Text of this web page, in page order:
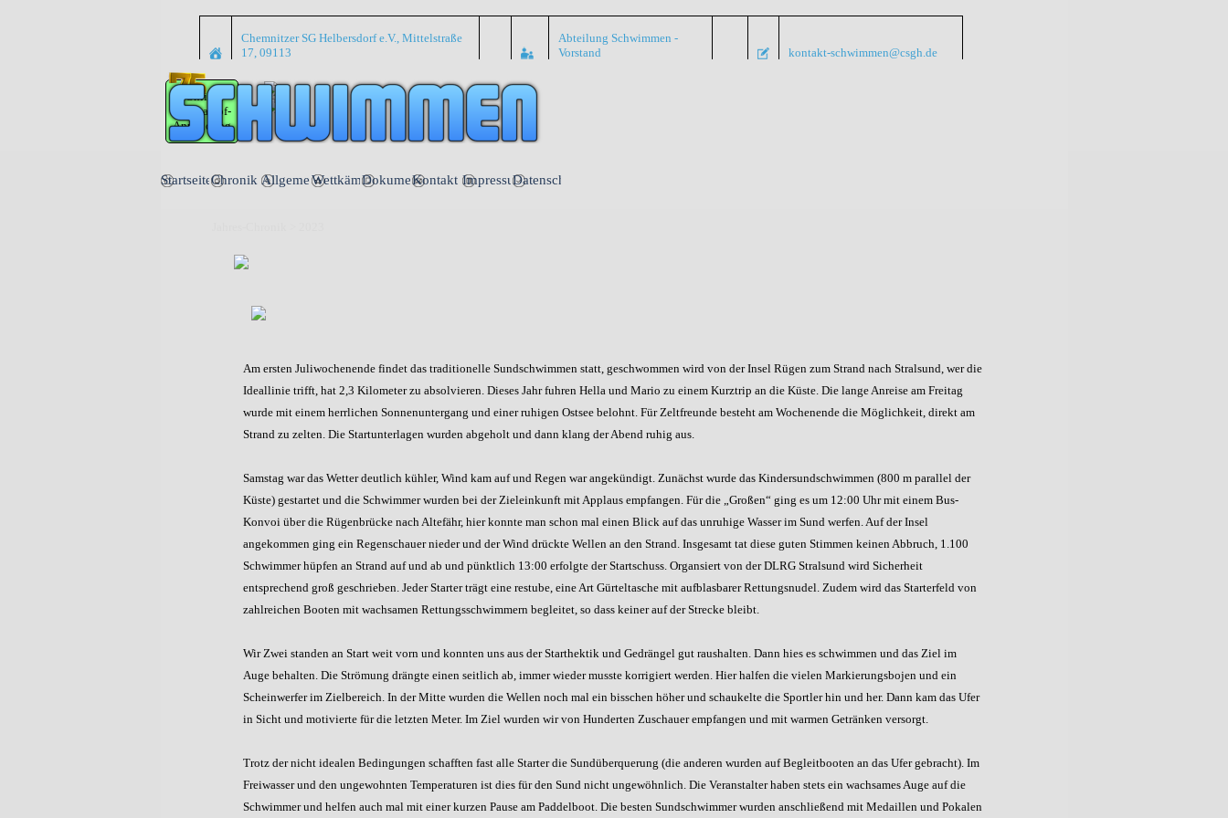
Chemnitzer SG Helbersdorf e.V., Mittelstraße
17, 09113
Abteilung Schwimmen -
Vorstand
kontakt-schwimmen@csgh.de
Online
Wettkampf-
Anmeldung
StartseiteChronik Allgemein▼
Wettkämpfe▼
DokumenteKontakt ImpressumDatenschutz
Am ersten Juliwochenende findet das traditionelle Sundschwimmen statt, geschwommen wird von der Insel Rügen zum Strand nach Stralsund, wer die
Ideallinie trifft, hat 2,3 Kilometer zu absolvieren. Dieses Jahr fuhren Hella und Mario zu einem Kurztrip an die Küste. Die lange Anreise am Freitag
wurde mit einem herrlichen Sonnenuntergang und einer ruhigen Ostsee belohnt. Für Zeltfreunde besteht am Wochenende die Möglichkeit, direkt am
Strand zu zelten. Die Startunterlagen wurden abgeholt und dann klang der Abend ruhig aus.
Samstag war das Wetter deutlich kühler, Wind kam auf und Regen war angekündigt. Zunächst wurde das Kindersundschwimmen (800 m parallel der
Küste) gestartet und die Schwimmer wurden bei der Zieleinkunft mit Applaus empfangen. Für die „Großen“ ging es um 12:00 Uhr mit einem Bus-
Konvoi über die Rügenbrücke nach Altefähr, hier konnte man schon mal einen Blick auf das unruhige Wasser im Sund werfen. Auf der Insel
angekommen ging ein Regenschauer nieder und der Wind drückte Wellen an den Strand. Insgesamt tat diese guten Stimmen keinen Abbruch, 1.100
Schwimmer hüpfen an Strand auf und ab und pünktlich 13:00 erfolgte der Startschuss. Organsiert von der DLRG Stralsund wird Sicherheit
entsprechend groß geschrieben. Jeder Starter trägt eine restube, eine Art Gürteltasche mit aufblasbarer Rettungsnudel. Zudem wird das Starterfeld von
zahlreichen Booten mit wachsamen Rettungsschwimmern begleitet, so dass keiner auf der Strecke bleibt.
Wir Zwei standen an Start weit vorn und konnten uns aus der Starthektik und Gedrängel gut raushalten. Dann hies es schwimmen und das Ziel im
Auge behalten. Die Strömung drängte einen seitlich ab, immer wieder musste korrigiert werden. Hier halfen die vielen Markierungsbojen und ein
Scheinwerfer im Zielbereich. In der Mitte wurden die Wellen noch mal ein bisschen höher und schaukelte die Sportler hin und her. Dann kam das Ufer
in Sicht und motivierte für die letzten Meter. Im Ziel wurden wir von Hunderten Zuschauer empfangen und mit warmen Getränken versorgt.
Trotz der nicht idealen Bedingungen schafften fast alle Starter die Sundüberquerung (die anderen wurden auf Begleitbooten an das Ufer gebracht). Im
Freiwasser und den ungewohnten Temperaturen ist dies für den Sund nicht ungewöhnlich. Die Veranstalter haben stets ein wachsames Auge auf die
Schwimmer und helfen auch mal mit einer kurzen Pause am Paddelboot. Die besten Sundschwimmer wurden anschließend mit Medaillen und Pokalen